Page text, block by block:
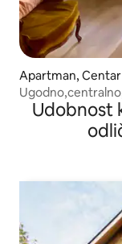
Apartman,
Udobnost